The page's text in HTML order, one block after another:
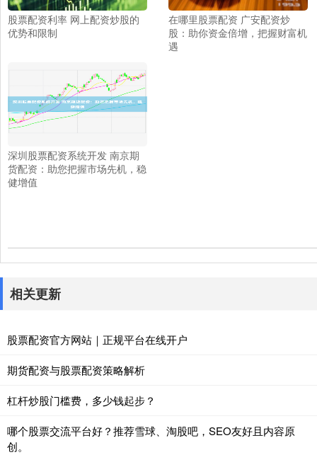
股票配资利率 网上配资炒股的
优势和限制
在哪里股票配资 广安配资炒
股：助你资金倍增，把握财富机
遇
深圳股票配资系统开发 南京期
货配资：助您把握市场先机，稳
健增值
相关更新
股票配资官方网站｜正规平台在线开户
期货配资与股票配资策略解析
杠杆炒股门槛费，多少钱起步？
哪个股票交流平台好？推荐雪球、淘股吧，SEO友好且内容原
创。